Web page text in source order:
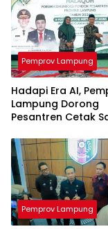
Pemprov Lampung
Hadapi Era AI,
Lampung Dorong
Pesantren Cetak
Pemprov Lampung